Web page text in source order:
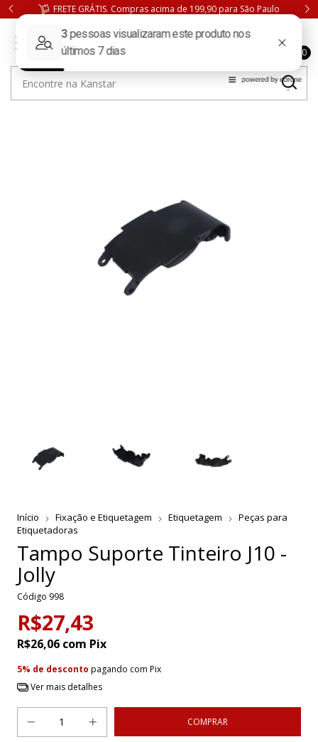
FRETE GRÁTIS. Compras acima de 199,90 para São Paulo
0
Início Fixação e Etiquetagem Etiquetagem
Peças para
Etiquetadoras
Tampo Suporte Tinteiro J10 -
Jolly
Código 998
R$27,43
R$26,06 com Pix
5% de desconto pagando com Pix
Ver mais detalhes